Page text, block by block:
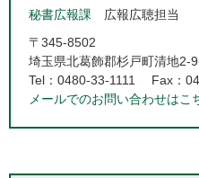
秘書広報課
広報広聴担当
〒345-8502
埼玉県北葛飾郡杉戸町清地2-
Tel：0480-33-1111
Fax：
メールでのお問い合わせはこ